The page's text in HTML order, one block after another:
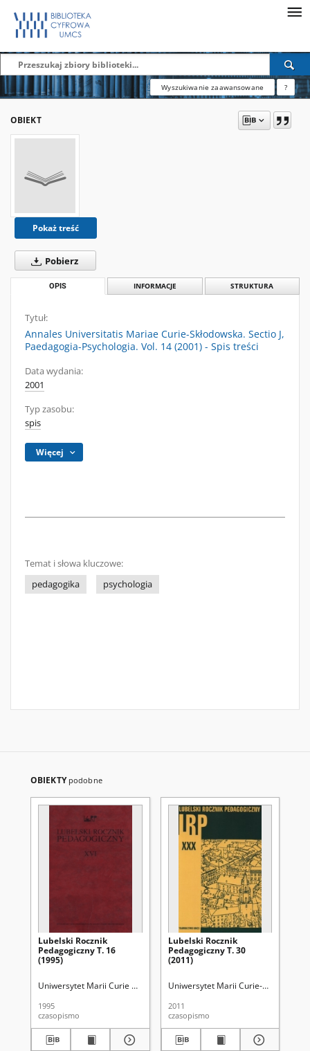
Wyszukiwanie zaawansowane ?
OBIEKT
Pokaż treść
Pobierz
OPIS INFORMACJE STRUKTURA
Tytuł:
Annales Universitatis Mariae Curie-Skłodowska. Sectio J,
Paedagogia-Psychologia. Vol. 14 (2001) - Spis treści
Data wydania:
2001
Typ zasobu:
spis
Więcej
Temat i słowa kluczowe:
pedagogika
psychologia
OBIEKTY podobne
Lubelski Rocznik
Pedagogiczny T. 16
(1995)
Uniwersytet Marii Curie Skłodowskiej (Lublin). Wydział Pedagogiki i
1995
czasopismo
Lubelski Rocznik
Pedagogiczny T. 30
(2011)
Uniwersytet Marii Curie-
2011
czasopismo